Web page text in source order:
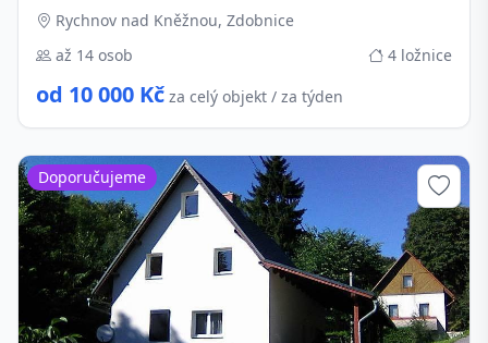
Rychnov nad Kněžnou, Zdobnice
až 14 osob
4 ložnice
od 10 000 Kč za celý objekt / za týden
Doporučujeme